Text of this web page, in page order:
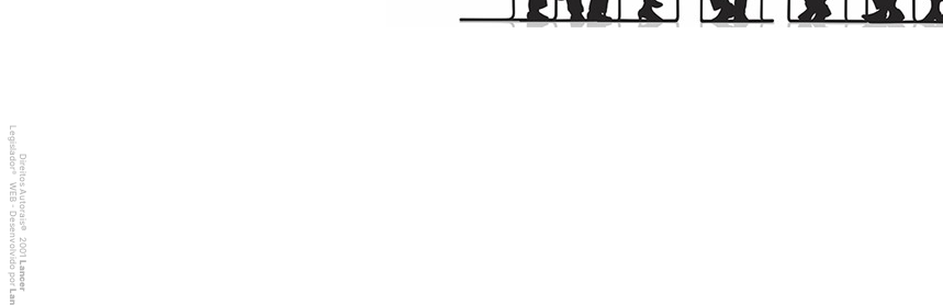
Direitos Autorais
©
2001
Lancer
Legislador
®
WEB - Desenvolvido por